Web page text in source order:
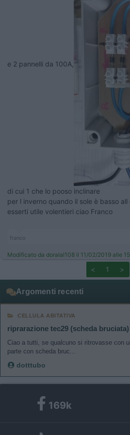
e 2 pannelli da 100A,
di cui 1 che lo pooso inclinare
per l inverno quando il sole è basso
esserti utile volentieri ciao Franco
franco
Modificato da doralal108 il 11/02/2019 alle
< 1 >
Argomenti recenti
CELLULA ABITATIVA
riprarazione tec29 (scheda bruciata)
Ciao a tutti, se qualcuno si ritrovasse con
parte con scheda bruc...
dotttubo
169k